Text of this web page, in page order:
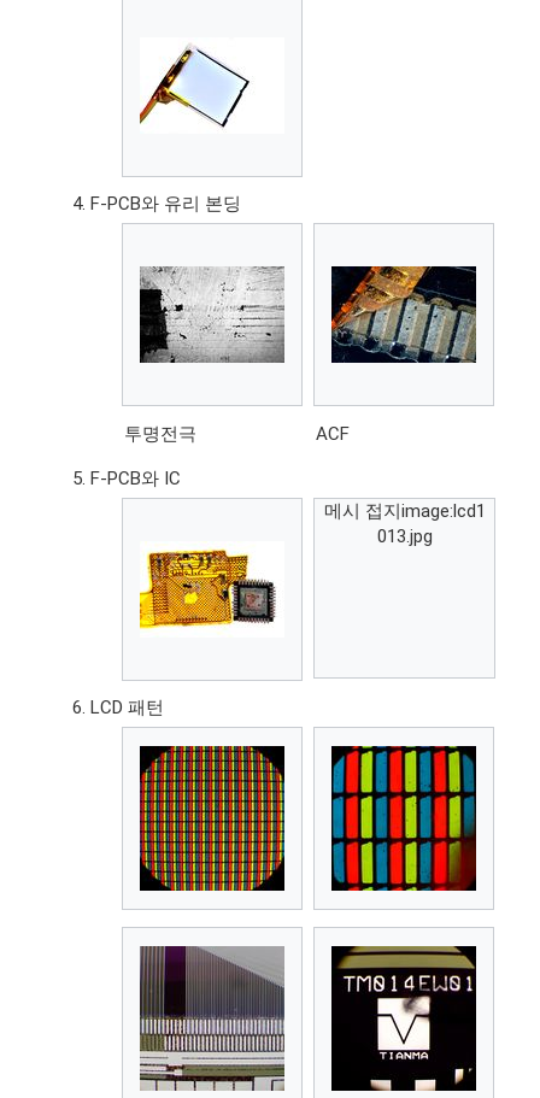
F-PCB와 유리 본딩
투명전극 ACF
F-PCB와 IC
메시 접지image:lcd1
013.jpg
LCD 패턴